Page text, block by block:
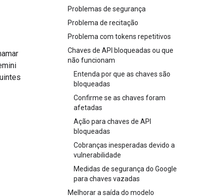
Problemas de segurança
Problema de recitação
Problema com tokens repetitivos
Chaves de API bloqueadas ou que
não funcionam
Entenda por que as chaves são
bloqueadas
Confirme se as chaves foram
afetadas
Ação para chaves de API
bloqueadas
Cobranças inesperadas devido a
vulnerabilidade
Medidas de segurança do Google
para chaves vazadas
Melhorar a saída do modelo